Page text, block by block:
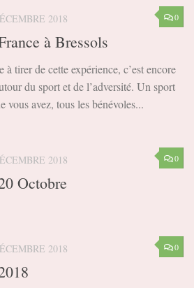
0
2018
à Bressols
à tirer de cette expérience, c’est encore
du sport et de l’adversité. Un sport
vous avez, tous les bénévoles...
0
2018
Octobre
0
2018